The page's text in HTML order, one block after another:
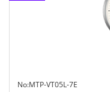
No:MTP-VT05L-7E